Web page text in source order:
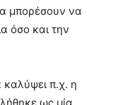
μπορέσουν να
όσο και την
π.χ. η
ως μία